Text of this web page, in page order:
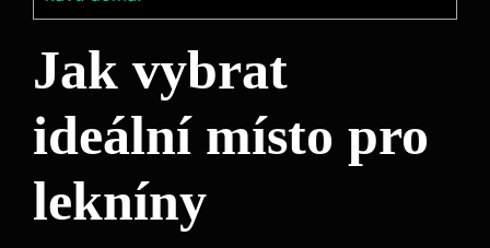
Jak vybrat
ideální místo pro
lekníny